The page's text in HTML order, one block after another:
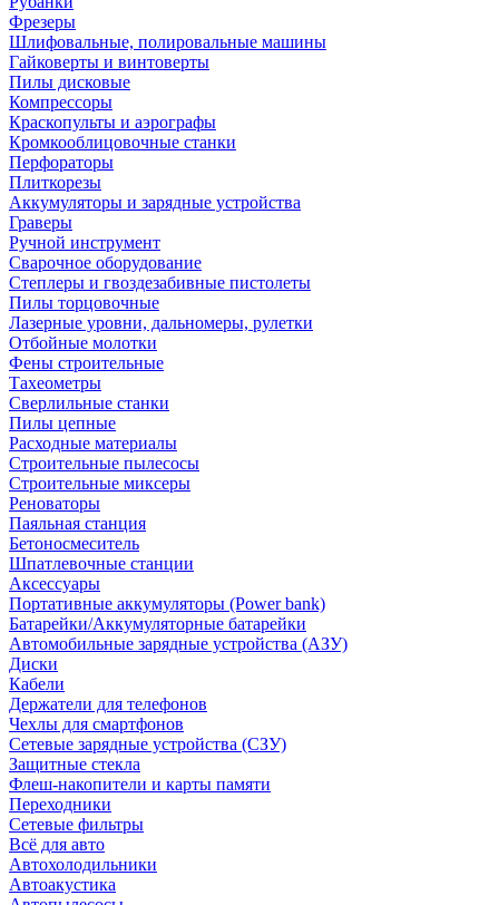
Фрезеры
Шлифовальные, полировальные машины
Гайковерты и винтоверты
Пилы дисковые
Компрессоры
Краскопульты и аэрографы
Кромкооблицовочные станки
Перфораторы
Плиткорезы
Аккумуляторы и зарядные устройства
Граверы
Ручной инструмент
Сварочное оборудование
Степлеры и гвоздезабивные пистолеты
Пилы торцовочные
Лазерные уровни, дальномеры, рулетки
Отбойные молотки
Фены строительные
Тахеометры
Сверлильные станки
Пилы цепные
Расходные материалы
Строительные пылесосы
Строительные миксеры
Реноваторы
Паяльная станция
Бетоносмеситель
Шпатлевочные станции
Аксессуары
Портативные аккумуляторы (Power bank)
Батарейки/Аккумуляторные батарейки
Автомобильные зарядные устройства (АЗУ)
Диски
Кабели
Держатели для телефонов
Чехлы для смартфонов
Сетевые зарядные устройства (СЗУ)
Защитные стекла
Флеш-накопители и карты памяти
Переходники
Сетевые фильтры
Всё для авто
Автохолодильники
Автоакустика